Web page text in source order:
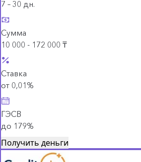
7 – 30 дн.
Сумма
10 000 - 172 000 ₸
Ставка
от 0,01%
ГЭСВ
до 179%
Получить деньги